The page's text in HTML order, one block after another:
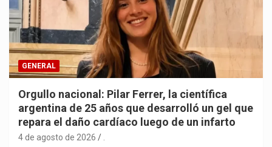
GENERAL
Orgullo nacional: Pilar Ferrer, la científica
argentina de 25 años que desarrolló un gel que
repara el daño cardíaco luego de un infarto
4 de agosto de 2026 .